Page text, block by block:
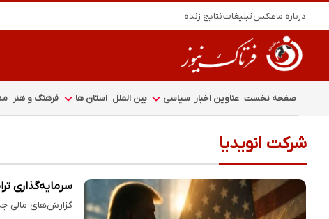
درباره ماعکستبلیغاتنتایج زنده
صفحه نخست عناوین اخبار سیاسی بین الملل استان ها فرهنگ و هنر
شرکت انویدیا
سرمایه‌گذاری
گزارش‌های مالی جدید نشان